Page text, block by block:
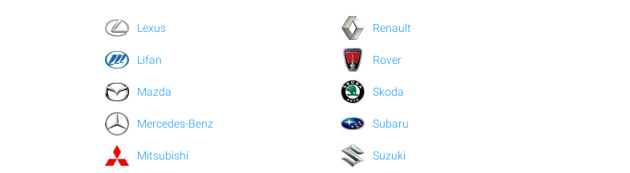
Lexus
Lifan
Mazda
Mercedes-Benz
Mitsubishi
Renault
Rover
Skoda
Subaru
Suzuki